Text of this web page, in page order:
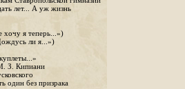
лет... А уж жизнь
хочу я теперь...»)
ли я...»)
З. Кипиани
один без призрака